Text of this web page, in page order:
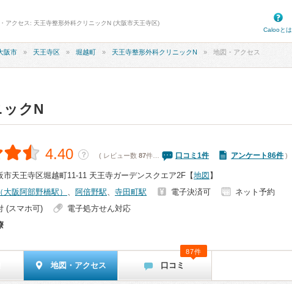
アクセス: 天王寺整形外科クリニックN (大阪市天王寺区)
Calooとは
阪市 天王寺区 堀越町 天王寺整形外科クリニックN 地図・アクセス
クN
4.40 ？ ( レビュー数 87件… 口コミ 1件 アンケート86件)
市天王寺区堀越町11-11 天王寺ガーデンスクエア2F 【地図 】
大阪阿部野橋駅） 、 阿倍野駅、 寺田町駅 電子決済可
ネット予約
(スマホ可)
電子処方せん対応
地図・アクセス 口コミ
87件